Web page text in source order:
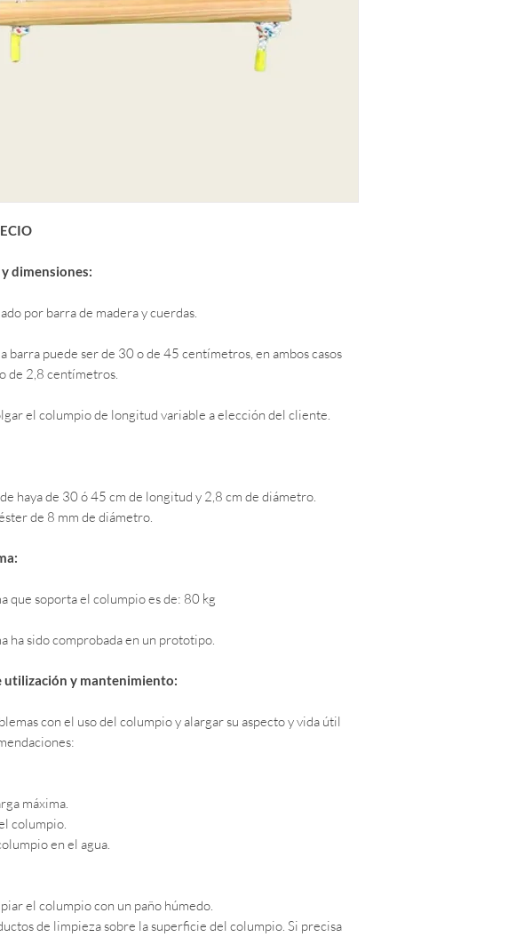
dimensiones:
por barra de madera y cuerdas.
barra puede ser de 30 o de 45 centímetros, en ambos casos
de 2,8 centímetros.
el columpio de longitud variable a elección del cliente.
haya de 30 ó 45 cm de longitud y 2,8 cm de diámetro.
de 8 mm de diámetro.
que soporta el columpio es de: 80 kg
ha sido comprobada en un prototipo.
utilización y mantenimiento:
con el uso del columpio y alargar su aspecto y vida útil
máxima.
columpio.
en el agua.
el columpio con un paño húmedo.
de limpieza sobre la superficie del columpio. Si precisa